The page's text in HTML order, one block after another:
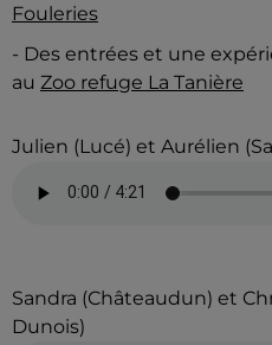
Fouleries
- Des entrées et une
au Zoo refuge La Tanière
Julien (Lucé) et Aurélien
Sandra (Châteaudun) et
Dunois)